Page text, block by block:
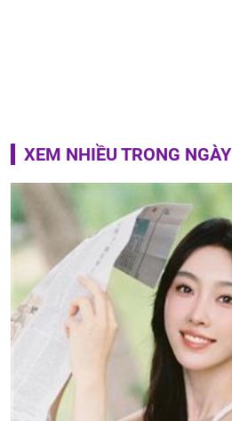
XEM NHIỀU TRONG NGÀY